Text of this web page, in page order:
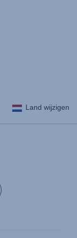
Land wijzigen